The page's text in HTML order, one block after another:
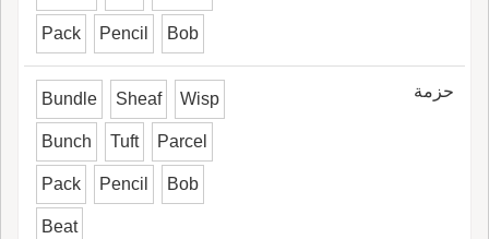
Pack Pencil Bob
حزمة Bundle Sheaf Wisp
Bunch Tuft Parcel
Pack Pencil Bob
Beat